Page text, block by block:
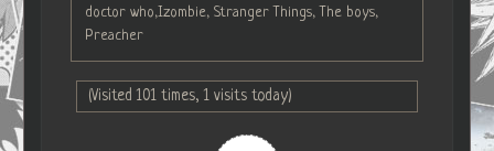
doctor who,Izombie, Stranger Things, The boys,
Preacher
(Visited 101 times, 1 visits today)